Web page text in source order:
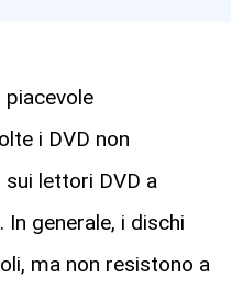
piacevole
i DVD non
lettori DVD a
generale, i dischi
ma non resistono a